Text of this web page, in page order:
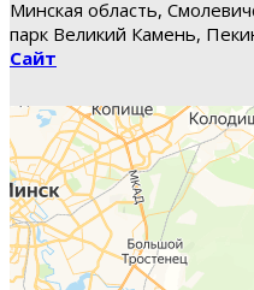
Минская область,
парк Великий Камень,
Сайт